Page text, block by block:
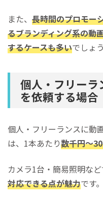
また、 長時間のプロモー
るブランディング系の動
するケースも多いでしょう
個人・フリーラ
を依頼する場合
個人・フリーランスに動
は、1本あたり数千円〜
カメラ1台・簡易照明など
対応できる点が魅力です。